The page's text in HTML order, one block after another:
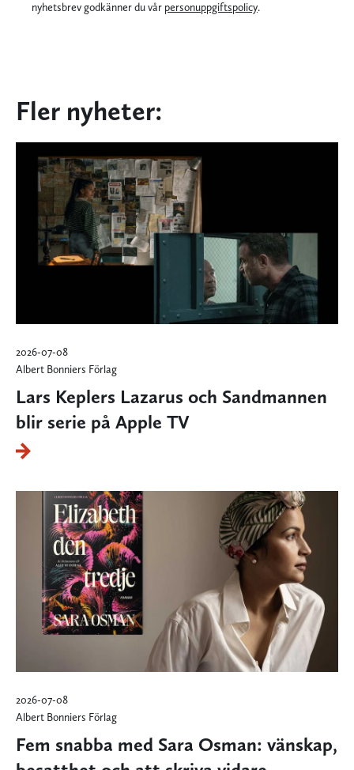
nyhetsbrev godkänner du vår personuppgiftspolicy.
Fler nyheter:
2026-07-08
Albert Bonniers Förlag
Lars Keplers Lazarus och Sandmannen
blir serie på Apple TV
2026-07-08
Albert Bonniers Förlag
Fem snabba med Sara Osman: vänskap,